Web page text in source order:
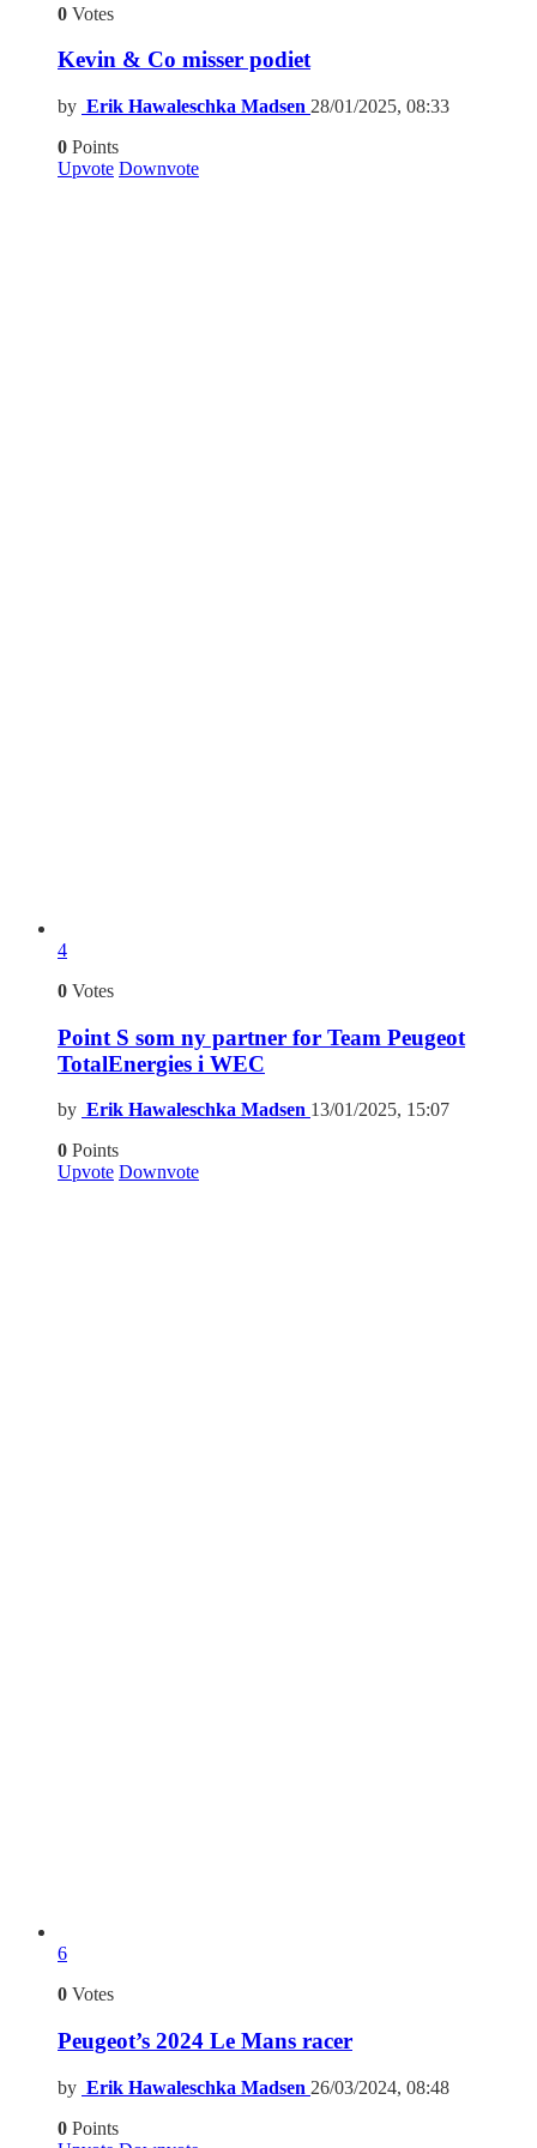
0 Votes
Kevin & Co misser podiet
by Erik Hawaleschka Madsen 28/01/2025, 08:33
0 Points
Upvote Downvote
4
0 Votes
Point S som ny partner for Team Peugeot
TotalEnergies i WEC
by Erik Hawaleschka Madsen 13/01/2025, 15:07
0 Points
Upvote Downvote
6
0 Votes
Peugeot’s 2024 Le Mans racer
by Erik Hawaleschka Madsen 26/03/2024, 08:48
0 Points